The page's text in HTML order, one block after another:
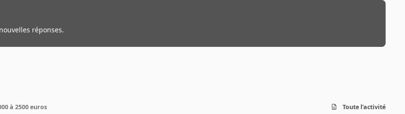
réponses.
à 2500 euros Toute l’activité